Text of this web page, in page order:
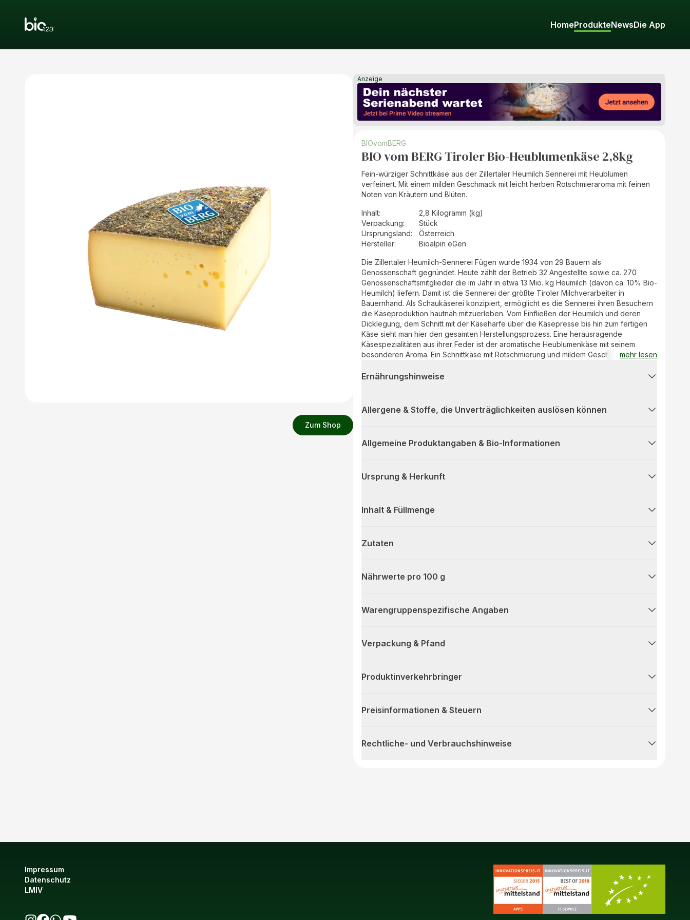
HomeProdukteNewsDie App
Zum Shop
Anzeige
BIOvomBERG
BIO vom BERG Tiroler Bio-Heublumenkäse 2,8kg
Fein-würziger Schnittkäse aus der Zillertaler Heumilch Sennerei mit Heublumen
verfeinert. Mit einem milden Geschmack mit leicht herben Rotschmieraroma mit feinen
Noten von Kräutern und Blüten.
Inhalt:
2,8 Kilogramm (kg)
Verpackung:
Stück
Ursprungsland:
Österreich
Hersteller: Bioalpin eGen
Die Zillertaler Heumilch-Sennerei Fügen wurde 1934 von 29 Bauern als
Genossenschaft gegründet. Heute zählt der Betrieb 32 Angestellte sowie ca. 270
Genossenschaftsmitglieder die im Jahr in etwa 13 Mio. kg Heumilch (davon ca. 10% Bio-
Heumilch) liefern. Damit ist die Sennerei der größte Tiroler Milchverarbeiter in
Bauernhand. Als Schaukäserei konzipiert, ermöglicht es die Sennerei ihren Besuchern
die Käseproduktion hautnah mitzuerleben. Vom Einfließen der Heumilch und deren
Dicklegung, dem Schnitt mit der Käseharfe über die Käsepresse bis hin zum fertigen
Käse sieht man hier den gesamten Herstellungsprozess. Eine herausragende
Käsespezialitäten aus ihrer Feder ist der aromatische Heublumenkäse mit seinem
besonderen Aroma. Ein Schnittkäse mit Rotschmierung und mildem Geschmack mitmehr lesen
Ernährungshinweise
Allergene & Stoffe, die Unverträglichkeiten auslösen können
Allgemeine Produktangaben & Bio-Informationen
Ursprung & Herkunft
Inhalt & Füllmenge
Zutaten
Nährwerte pro 100 g
Warengruppenspezifische Angaben
Verpackung & Pfand
Produktinverkehrbringer
Preisinformationen & Steuern
Rechtliche- und Verbrauchshinweise
Impressum
Datenschutz
LMIV